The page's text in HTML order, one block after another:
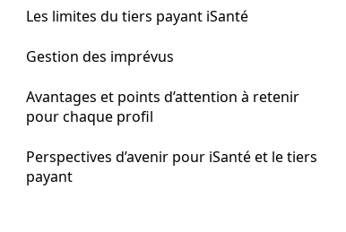
Les limites du tiers payant iSanté
Gestion des imprévus
Avantages et points d’attention à retenir
pour chaque profil
Perspectives d’avenir pour iSanté et le tiers
payant